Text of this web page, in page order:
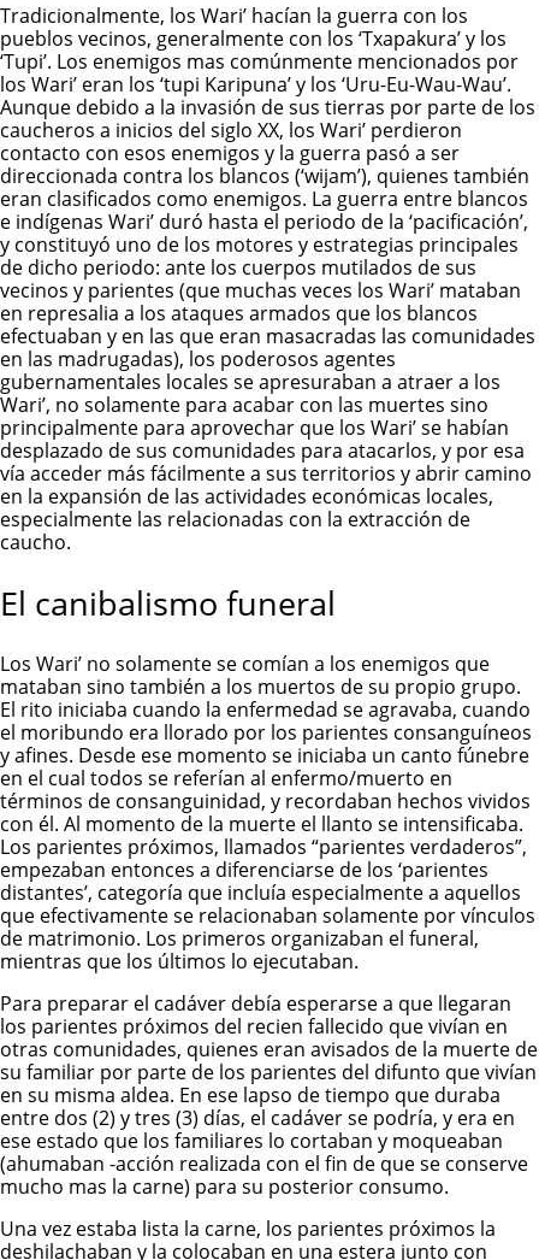
Tradicionalmente, los Wari’ hacían la guerra con los
pueblos vecinos, generalmente con los ‘Txapakura’ y los
‘Tupi’. Los enemigos mas comúnmente mencionados por
los Wari’ eran los ‘tupi Karipuna’ y los ‘Uru-Eu-Wau-Wau’.
Aunque debido a la invasión de sus tierras por parte de los
caucheros a inicios del siglo XX, los Wari’ perdieron
contacto con esos enemigos y la guerra pasó a ser
direccionada contra los blancos (‘wijam’), quienes también
eran clasificados como enemigos. La guerra entre blancos
e indígenas Wari’ duró hasta el periodo de la ‘pacificación’,
y constituyó uno de los motores y estrategias principales
de dicho periodo: ante los cuerpos mutilados de sus
vecinos y parientes (que muchas veces los Wari’ mataban
en represalia a los ataques armados que los blancos
efectuaban y en las que eran masacradas las comunidades
en las madrugadas), los poderosos agentes
gubernamentales locales se apresuraban a atraer a los
Wari’, no solamente para acabar con las muertes sino
principalmente para aprovechar que los Wari’ se habían
desplazado de sus comunidades para atacarlos, y por esa
vía acceder más fácilmente a sus territorios y abrir camino
en la expansión de las actividades económicas locales,
especialmente las relacionadas con la extracción de
caucho.
El canibalismo funeral
Los Wari’ no solamente se comían a los enemigos que
mataban sino también a los muertos de su propio grupo.
El rito iniciaba cuando la enfermedad se agravaba, cuando
el moribundo era llorado por los parientes consanguíneos
y afines. Desde ese momento se iniciaba un canto fúnebre
en el cual todos se referían al enfermo/muerto en
términos de consanguinidad, y recordaban hechos vividos
con él. Al momento de la muerte el llanto se intensificaba.
Los parientes próximos, llamados “parientes verdaderos”,
empezaban entonces a diferenciarse de los ‘parientes
distantes’, categoría que incluía especialmente a aquellos
que efectivamente se relacionaban solamente por vínculos
de matrimonio. Los primeros organizaban el funeral,
mientras que los últimos lo ejecutaban.
Para preparar el cadáver debía esperarse a que llegaran
los parientes próximos del recien fallecido que vivían en
otras comunidades, quienes eran avisados de la muerte de
su familiar por parte de los parientes del difunto que vivían
en su misma aldea. En ese lapso de tiempo que duraba
entre dos (2) y tres (3) días, el cadáver se podría, y era en
ese estado que los familiares lo cortaban y moqueaban
(ahumaban -acción realizada con el fin de que se conserve
mucho mas la carne) para su posterior consumo.
Una vez estaba lista la carne, los parientes próximos la
deshilachaban y la colocaban en una estera junto con